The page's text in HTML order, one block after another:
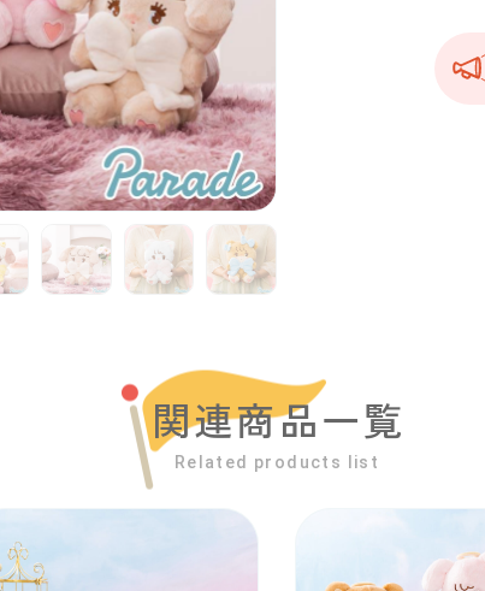
関連商品一覧
Related products list